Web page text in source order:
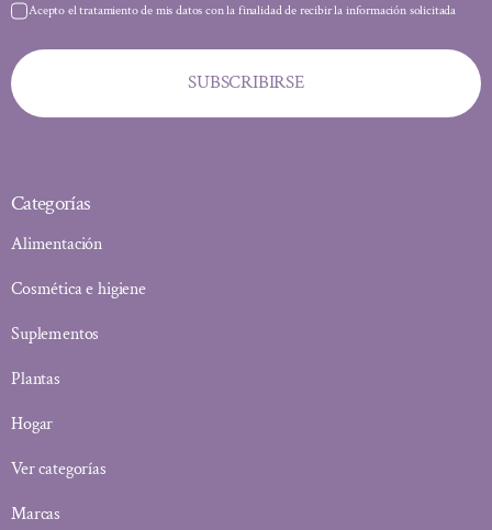
Acepto el tratamiento de mis datos con la finalidad de recibir la información solicitada
SUBSCRIBIRSE
Categorías
Alimentación
Cosmética e higiene
Suplementos
Plantas
Hogar
Ver categorías
Marcas